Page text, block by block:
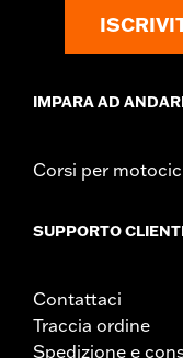
IMPARA AD
Corsi per
SUPPORTO
Contattaci
Traccia ordine
Spedizione e